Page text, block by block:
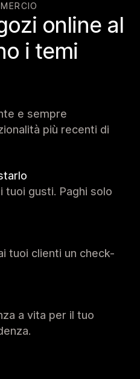
online al
i temi
e sempre
più recenti di
tuoi gusti. Paghi solo
tuoi clienti un check-
a vita per il tuo